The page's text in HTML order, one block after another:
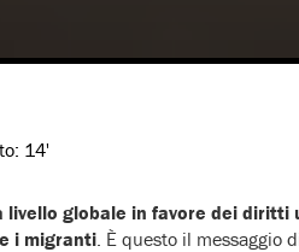
14'
livello globale in favore dei diritti
i migranti. È questo il messaggio